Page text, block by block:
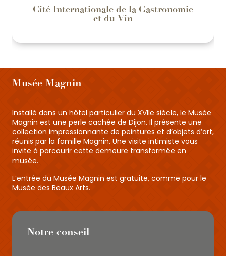
Cité Internationale de la Gastronomie
et du Vin
Musée Magnin
Installé dans un hôtel particulier du XVIIe siècle, le Musée
Magnin est une perle cachée de Dijon. Il présente une
collection impressionnante de peintures et d’objets d’art,
réunis par la famille Magnin. Une visite intimiste vous
invite à parcourir cette demeure transformée en
musée.
L’entrée du Musée Magnin est gratuite, comme pour le
Musée des Beaux Arts.
Notre conseil